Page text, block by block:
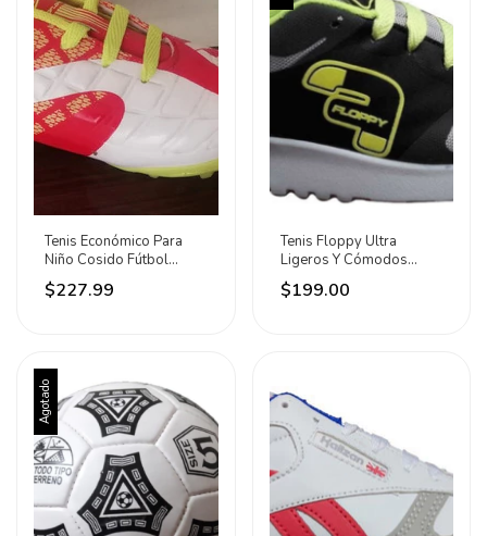
Tenis Económico Para
Niño Cosido Fútbol
Rápido Floppy Barato
$227.99
Tenis Floppy Ultra
Ligeros Y Cómodos
Plata/negro/oxford/neón
$199.00
Agotado